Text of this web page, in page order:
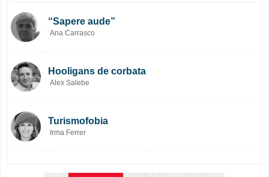
“Sapere aude”
Ana Carrasco
Hooligans de corbata
Alex Salebe
Turismofobia
Irma Ferrer